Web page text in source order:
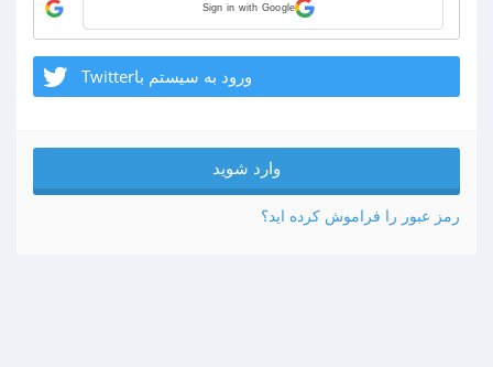
Sign in with Google
ورود به سیستم باTwitter
رمز عبور را فراموش کرده اید؟